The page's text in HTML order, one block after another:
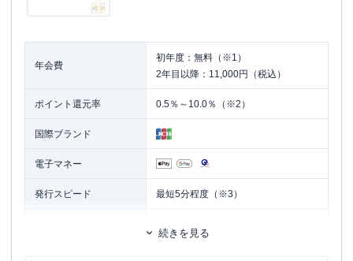
年会費
初年度：無料（※1）
2年目以降：11,000円（税込）
ポイント還元率 0.5％～10.0％（※2）
国際ブランド
電子マネー
発行スピード 最短5分程度（※3）
家族カード
続きを見る